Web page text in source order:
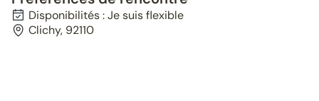
Disponibilités : Je suis flexible
Clichy, 92110